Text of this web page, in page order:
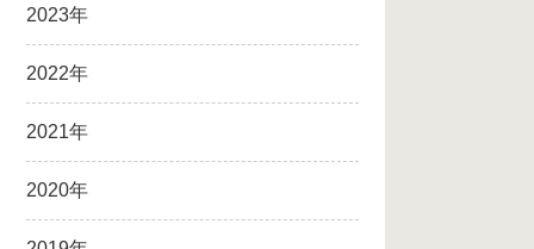
2023年
2022年
2021年
2020年